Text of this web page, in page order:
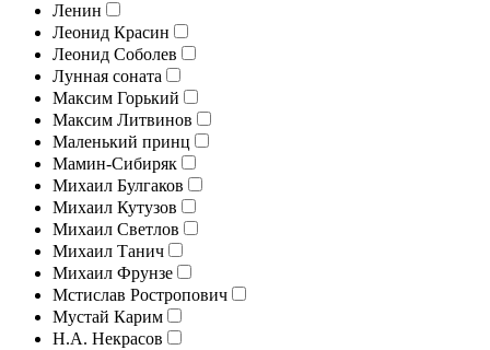
Ленин
Леонид Красин
Леонид Соболев
Лунная соната
Максим Горький
Максим Литвинов
Маленький принц
Мамин-Сибиряк
Михаил Булгаков
Михаил Кутузов
Михаил Светлов
Михаил Танич
Михаил Фрунзе
Мстислав Ростропович
Мустай Карим
Н.А. Некрасов